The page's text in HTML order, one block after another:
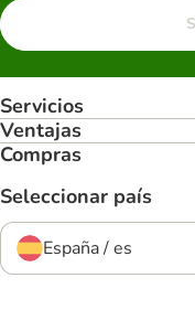
Servicios
Ventajas
Compras
Seleccionar país
España / es